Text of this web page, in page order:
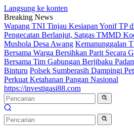
Langsung ke konten
Breaking News
Wapang TNI Tinjau Kesiapan Yonif TP
Pengecatan Berlanjut, Satgas TMMD
Mushola Desa Awang Kemanunggalan
Bersama Warga Bersihkan Parit Secara
Bersama Tim Gabungan Berjibaku
Binturu Polsek Sumberasih Dampingi
Perkuat Ketahanan Pangan Nasional
https://investigasi88.com